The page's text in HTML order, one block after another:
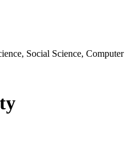
Social Science, Computer